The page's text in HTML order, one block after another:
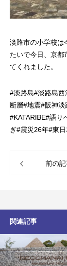
淡路市の小学校は
たいで今日、京都
てくれました。
#淡路島#淡路島西
断層#地震#阪神淡
#KATARIBE#語り
ぎ#震災26年#東
前の
関連記事